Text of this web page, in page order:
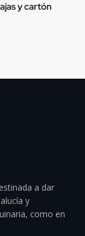
y cartón
a dar
y
como en